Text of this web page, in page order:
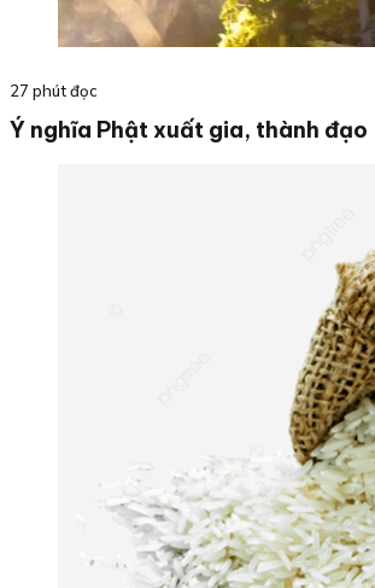
27 phút đọc
Ý nghĩa Phật xuất gia, thành đạo